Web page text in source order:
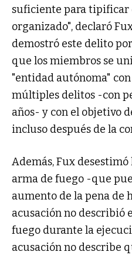
suficiente para tipificar
organizado", declaró
demostró este delito
que los miembros se
"entidad autónoma"
múltiples delitos -con
años- y con el objetivo
incluso después de la
Además, Fux
arma de fuego -que
aumento de la pena de
acusación no describió
fuego durante la
acusación no describe